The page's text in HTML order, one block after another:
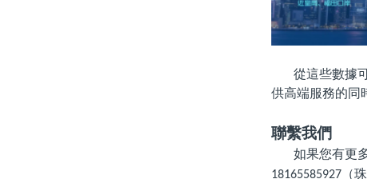
從這些數據
供高端服務的同
聯繫我們
如果您有更
18165585927 （